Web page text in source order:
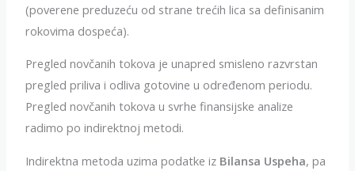
(poverene preduzeću od strane trećih lica sa definisanim
rokovima dospeća).
Pregled novčanih tokova je unapred smisleno razvrstan
pregled priliva i odliva gotovine u određenom periodu.
Pregled novčanih tokova u svrhe finansijske analize
radimo po indirektnoj metodi.
Indirektna metoda uzima podatke iz Bilansa Uspeha, pa